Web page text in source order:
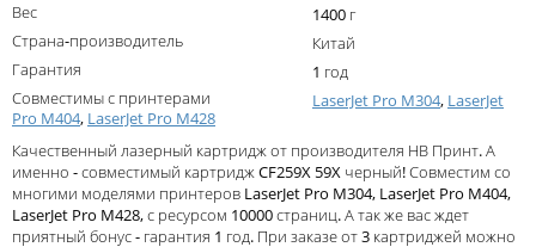
Sharp
Toshiba
Xerox
Для франкировальной машины
Ленточные картриджи
Вес
1400 г
Страна-производитель
Китай
Гарантия
1 год
Совместимы с принтерами
LaserJet Pro M304, LaserJet
Pro M404, LaserJet Pro M428
Качественный лазерный картридж от производителя НВ Принт. А
именно - совместимый картридж CF259X 59X черный! Совместим со
многими моделями принтеров LaserJet Pro M304, LaserJet Pro M404,
LaserJet Pro M428, с ресурсом 10000 страниц. А так же вас ждет
приятный бонус - гарантия 1 год. При заказе от 3 картриджей можно